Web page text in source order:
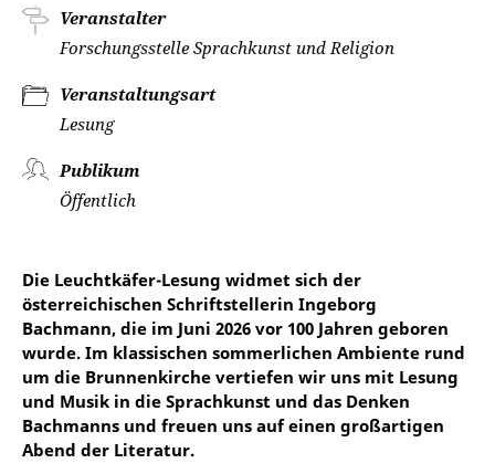
Veranstalter
Forschungsstelle Sprachkunst und Religion
Veranstaltungsart
Lesung
Publikum
Öffentlich
Die Leuchtkäfer-Lesung widmet sich der
österreichischen Schriftstellerin Ingeborg
Bachmann, die im Juni 2026 vor 100 Jahren geboren
wurde. Im klassischen sommerlichen Ambiente rund
um die Brunnenkirche vertiefen wir uns mit Lesung
und Musik in die Sprachkunst und das Denken
Bachmanns und freuen uns auf einen großartigen
Abend der Literatur.